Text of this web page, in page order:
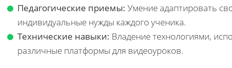
Педагогические приемы: Умение адаптировать
индивидуальные нужды каждого ученика.
Технические навыки: Владение технологиями,
различные платформы для видеоуроков.